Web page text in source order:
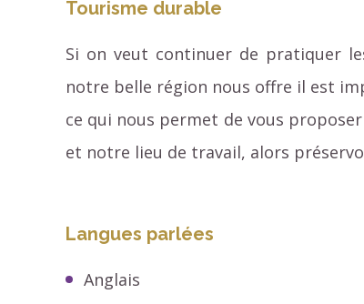
Tourisme durable
Si on veut continuer de pratiquer
notre belle région nous offre il est
ce qui nous permet de vous
et notre lieu de travail, alors
Langues parlées
Anglais